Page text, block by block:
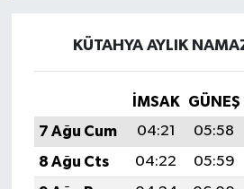
KÜTAHYA AYLIK
İMSAK GÜNEŞ
7 Ağu Cum
04:21 05:58
8 Ağu Cts
04:22 05:59